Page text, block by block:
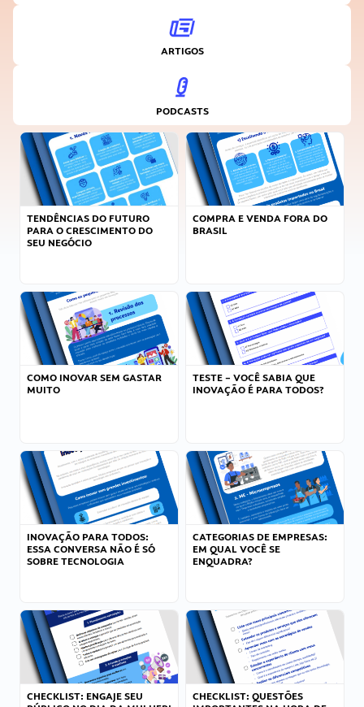
ARTIGOS
PODCASTS
TENDÊNCIAS DO FUTURO
PARA O CRESCIMENTO DO
SEU NEGÓCIO
COMPRA E VENDA FORA DO
BRASIL
COMO INOVAR SEM GASTAR
MUITO
TESTE – VOCÊ SABIA QUE
INOVAÇÃO É PARA TODOS?
INOVAÇÃO PARA TODOS:
ESSA CONVERSA NÃO É SÓ
SOBRE TECNOLOGIA
CATEGORIAS DE EMPRESAS:
EM QUAL VOCÊ SE
ENQUADRA?
CHECKLIST: ENGAJE SEU
CHECKLIST: QUESTÕES